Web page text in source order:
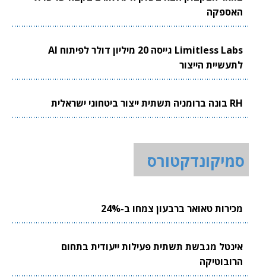
האספקה
Limitless Labs גייסה 20 מיליון דולר לפיתוח AI
לתעשיית הייצור
RH בונה ברומניה תשתית ייצור ביטחוני ישראלית
סמיקונדקטורס
מכירות טאואר ברבעון צמחו ב-24%
אינטל מגבשת תשתית פעילות ייעודית בתחום
הרובוטיקה